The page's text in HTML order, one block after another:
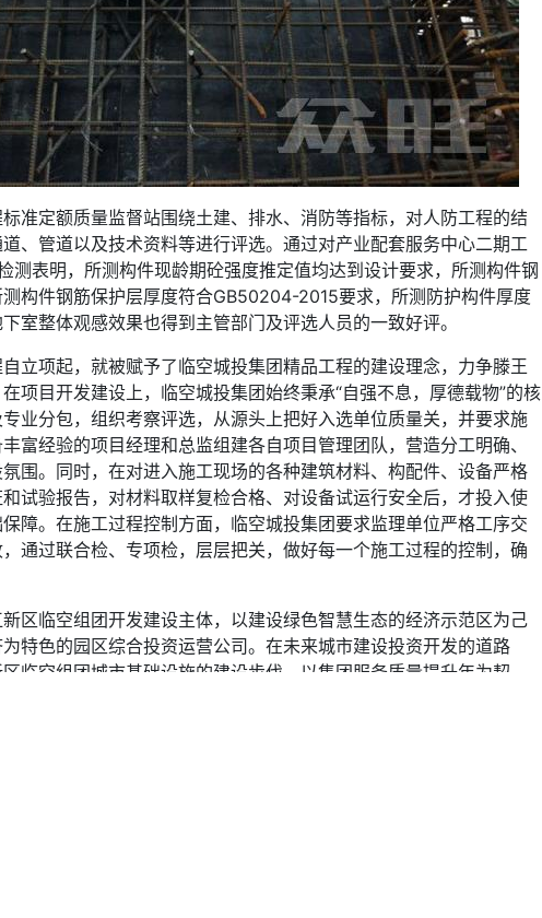
准定额质量监督站围绕土建、排水、消防等指标，对人防工程的结
、管道以及技术资料等进行评选。通过对产业配套服务中心二期工
测表明，所测构件现龄期砼强度推定值均达到设计要求，所测构件钢
构件钢筋保护层厚度符合GB50204-2015要求，所测防护构件厚度
室整体观感效果也得到主管部门及评选人员的一致好评。
立项起，就被赋予了临空城投集团精品工程的建设理念，力争滕王
项目开发建设上，临空城投集团始终秉承“自强不息，厚德载物”的核
业分包，组织考察评选，从源头上把好入选单位质量关，并要求施
富经验的项目经理和总监组建各自项目管理团队，营造分工明确、
围。同时，在对进入施工现场的各种建筑材料、构配件、设备严格
试验报告，对材料取样复检合格、对设备试运行安全后，才投入使
障。在施工过程控制方面，临空城投集团要求监理单位严格工序交
通过联合检、专项检，层层把关，做好每一个施工过程的控制，确
区临空组团开发建设主体，以建设绿色智慧生态的经济示范区为己
特色的园区综合投资运营公司。在未来城市建设投资开发的道路
临空组团城市基础设施的建设步伐，以集团服务质量提升年为契